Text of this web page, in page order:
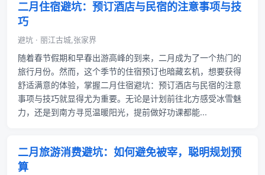
二月住宿避坑：预订酒店与民宿的注意事项与技
巧
避坑 · 丽江古城,张家界
随着春节假期和早春出游高峰的到来，二月成为了一个热门的
旅行月份。然而，这个季节的住宿预订也暗藏玄机，想要获得
舒适满意的体验，掌握二月住宿避坑：预订酒店与民宿的注意
事项与技巧就显得尤为重要。无论是计划前往北方感受冰雪魅
力，还是到南方寻觅温暖阳光，提前做好功课都能...
二月旅游消费避坑：如何避免被宰，聪明规划预
算